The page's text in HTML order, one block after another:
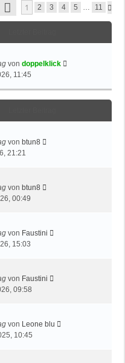
r
e
t
r
I
O
N
1
1 2 3 4 5 … 11
von doppelklick
11:45
von btun8
21:21
von btun8
00:49
von Faustini
15:03
von Faustini
09:58
von Leone blu
10:45